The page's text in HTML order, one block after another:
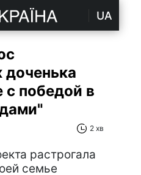
UA
доченька
с победой в
2 хв
растрогала
семье